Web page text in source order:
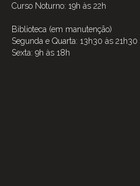
Curso Noturno: 19h às 22h
Biblioteca (em manutenção)
Segunda e Quarta: 13h30 às 21h30
Sexta: 9h às 18h